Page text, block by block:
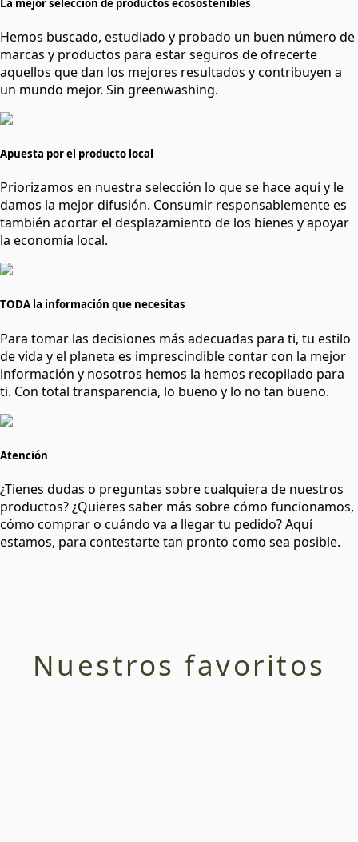
La mejor selección de productos ecosostenibles
Hemos buscado, estudiado y probado un buen número de
marcas y productos para estar seguros de ofrecerte
aquellos que dan los mejores resultados y contribuyen a
un mundo mejor. Sin greenwashing.
Apuesta por el producto local
Priorizamos en nuestra selección lo que se hace aquí y le
damos la mejor difusión. Consumir responsablemente es
también acortar el desplazamiento de los bienes y apoyar
la economía local.
TODA la información que necesitas
Para tomar las decisiones más adecuadas para ti, tu estilo
de vida y el planeta es imprescindible contar con la mejor
información y nosotros hemos la hemos recopilado para
ti. Con total transparencia, lo bueno y lo no tan bueno.
Atención
¿Tienes dudas o preguntas sobre cualquiera de nuestros
productos? ¿Quieres saber más sobre cómo funcionamos,
cómo comprar o cuándo va a llegar tu pedido? Aquí
estamos, para contestarte tan pronto como sea posible.
Nuestros favoritos